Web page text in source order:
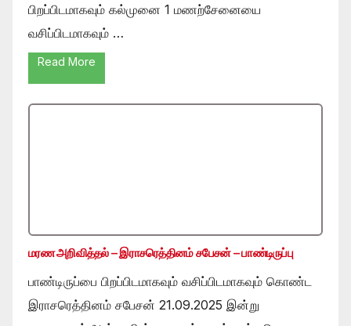
பிறப்பிடமாகவும் கல்முனை 1 மணற்சேனையை
வசிப்பிடமாகவும் …
Read More
மரண அறிவித்தல் – இராசரெத்தினம் சபேசன் – பாண்டிருப்பு
பாண்டிருப்பை பிறப்பிடமாகவும் வசிப்பிடமாகவும் கொண்ட
இராசரெத்தினம் சபேசன் 21.09.2025 இன்று